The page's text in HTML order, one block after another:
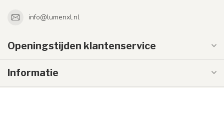
info@lumenxl.nl
Openingstijden klantenservice
Informatie